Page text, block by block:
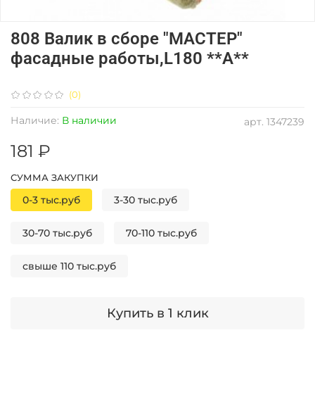
(0)
арт. 1347239
Наличие: В наличии
808 Валик в сборе "МАСТЕР"
фасадные работы,L180 **А**
181 ₽
Купить в 1 клик
СУММА ЗАКУПКИ
0-3 тыс.руб 3-30 тыс.руб
30-70 тыс.руб 70-110 тыс.руб
свыше 110 тыс.руб